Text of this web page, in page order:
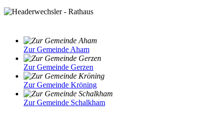
Zur Gemeinde Aham
Zur Gemeinde Gerzen
Zur Gemeinde Kröning
Zur Gemeinde Schalkham